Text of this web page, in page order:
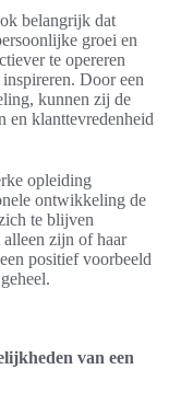
belangrijk dat
groei en
te opereren
Door een
kunnen zij de
en klanttevredenheid
opleiding
ontwikkeling de
te blijven
zijn of haar
positief voorbeeld
van een